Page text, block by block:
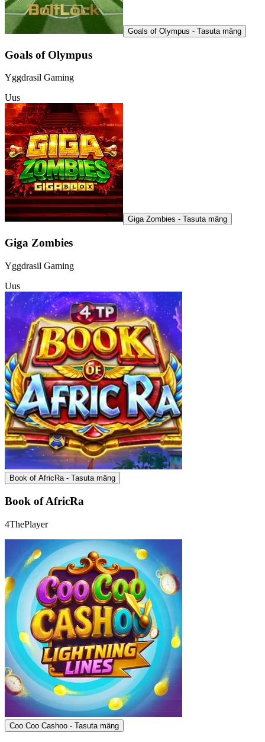
Goals of Olympus - Tasuta mäng
Goals of Olympus
Yggdrasil Gaming
Uus
Giga Zombies - Tasuta mäng
Giga Zombies
Yggdrasil Gaming
Uus
Book of AfricRa - Tasuta mäng
Book of AfricRa
4ThePlayer
Coo Coo Cashoo - Tasuta mäng